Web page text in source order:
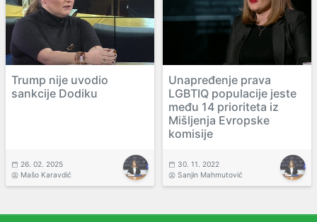
Trump nije uvodio
sankcije Dodiku
26. 02. 2025
Mašo Karavdić
Unapređenje prava
LGBTIQ populacije jeste
među 14 prioriteta iz
Mišljenja Evropske
komisije
30. 11. 2022
Sanjin Mahmutović